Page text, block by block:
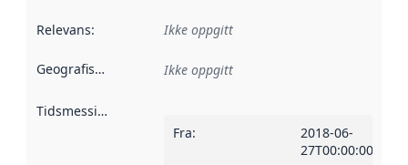
Relevans: Ikke oppgitt
Geografisk avgrensning :
Ikke oppgitt
Tidsmessig avgrensning
Fra:
2018-06-
27T00:00:00Z